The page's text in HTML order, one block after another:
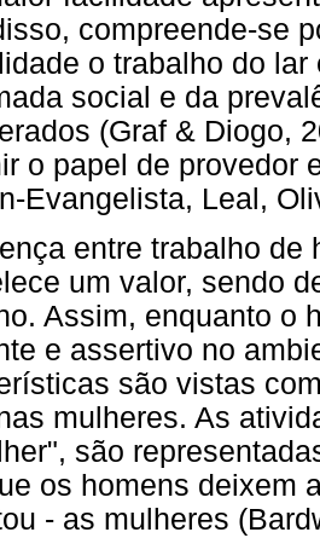
compreende-se
o trabalho do
social e da
(Graf & Diogo,
o papel de provedor
Evangelista, Leal,
entre trabalho de
um valor, sendo
Assim, enquanto o
e assertivo no
são vistas
mulheres. As
são
os homens deixem
- as mulheres